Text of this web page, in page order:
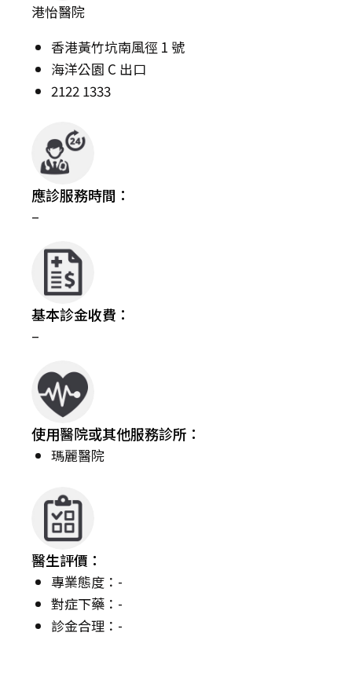
港怡醫院
香港黃竹坑南風徑 1 號
海洋公園 C 出口
2122 1333
應診服務時間：
–
基本診金收費：
–
使用醫院或其他服務診所：
瑪麗醫院
醫生評價：
專業態度：-
對症下藥：-
診金合理：-